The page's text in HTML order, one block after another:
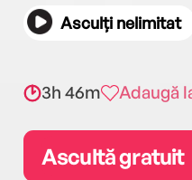
Asculți nelimitat
3h 46m Adaugă
Ascultă gratuit